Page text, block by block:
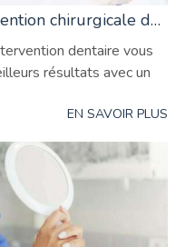
Conseils avant une intervention chirurgicale dentaire
dentaire vous
résultats avec un
EN SAVOIR PLUS